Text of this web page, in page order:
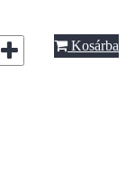
Kosárba